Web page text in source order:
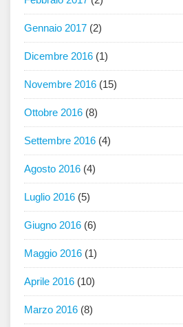
Gennaio 2017 (2)
Dicembre 2016 (1)
Novembre 2016 (15)
Ottobre 2016 (8)
Settembre 2016 (4)
Agosto 2016 (4)
Luglio 2016 (5)
Giugno 2016 (6)
Maggio 2016 (1)
Aprile 2016 (10)
Marzo 2016 (8)